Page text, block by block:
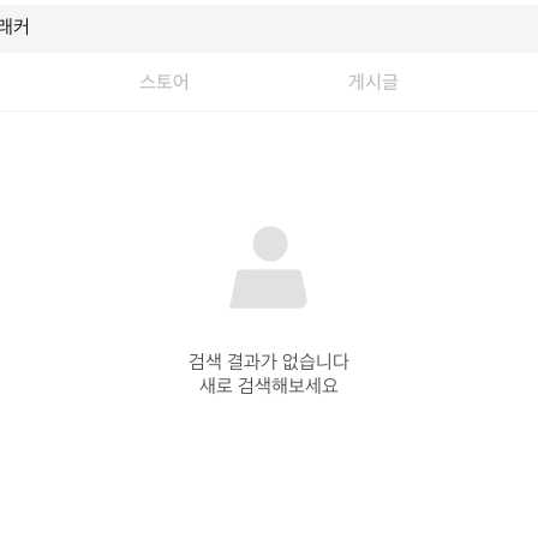
스토어 게시글
검색 결과가 없습니다
새로 검색해보세요